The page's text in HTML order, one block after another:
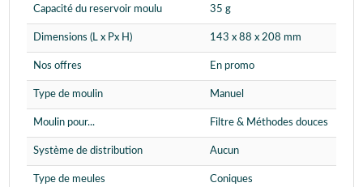
Capacité du reservoir moulu 35 g
Dimensions (L x Px H) 143 x 88 x 208 mm
Nos offres En promo
Type de moulin Manuel
Moulin pour... Filtre & Méthodes douces
Système de distribution Aucun
Type de meules Coniques